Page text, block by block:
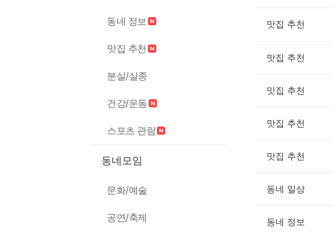
동네 정보
맛집 추천
분실/실종
건강/운동
스포츠 관람
동네모임
문화/예술
공연/축제
맛집 추천
맛집 추천
맛집 추천
맛집 추천
맛집 추천
동네 일상
동네 정보